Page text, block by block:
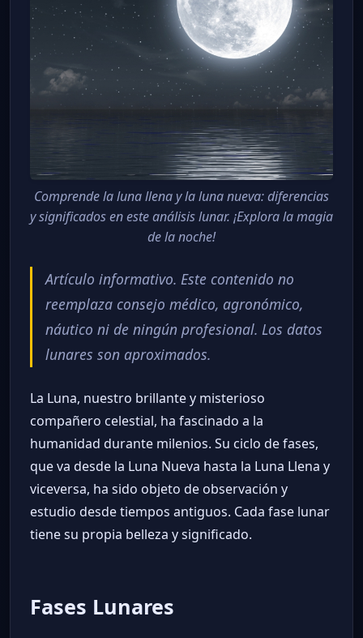
Comprende la luna llena y la luna nueva: diferencias
y significados en este análisis lunar. ¡Explora la magia
de la noche!
Artículo informativo. Este contenido no
reemplaza consejo médico, agronómico,
náutico ni de ningún profesional. Los datos
lunares son aproximados.
La Luna, nuestro brillante y misterioso
compañero celestial, ha fascinado a la
humanidad durante milenios. Su ciclo de fases,
que va desde la Luna Nueva hasta la Luna Llena y
viceversa, ha sido objeto de observación y
estudio desde tiempos antiguos. Cada fase lunar
tiene su propia belleza y significado.
Fases Lunares